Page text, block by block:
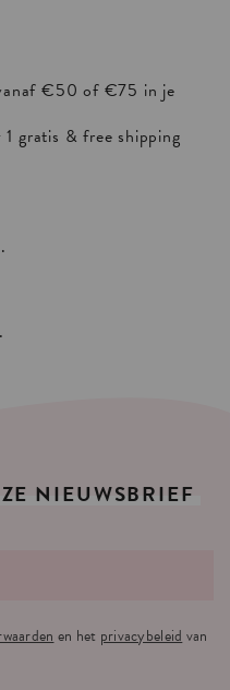
€50 of €75 in je
gratis & free shipping
NIEUWSBRIEF
en het privacybeleid van